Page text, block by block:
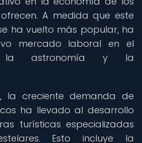
A medida que este
ha vuelto más popular, ha
mercado laboral en el
astronomía y la
la creciente demanda de
ha llevado al desarrollo
turísticas especializadas
Esto incluye la